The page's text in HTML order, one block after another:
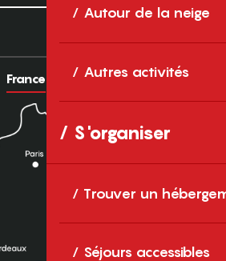
Autour de la neige
Autres activités
S'organiser
Trouver un
Séjours accessibles
France Europe